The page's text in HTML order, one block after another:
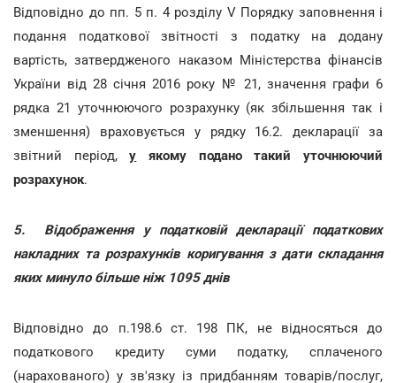
Відповідно до пп. 5 п. 4 розділу V Порядку заповнення і
подання податкової звітності з податку на додану
вартість, затвердженого наказом Міністерства фінансів
України від 28 січня 2016 року № 21, значення графи 6
рядка 21 уточнюючого розрахунку (як збільшення так і
зменшення) враховується у рядку 16.2. декларації за
звітний період,у якому подано такий уточнюючий
розрахунок.
5.
Відображення у податковій декларації податкових
накладних та розрахунків коригування з дати складання
яких минуло більше ніж 1095 днів
Відповідно до п.198.6 ст. 198 ПК, не відносяться до
податкового кредиту суми податку, сплаченого
(нарахованого) у зв'язку із придбанням товарів/послуг,